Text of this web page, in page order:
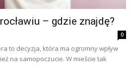
– gdzie znajdę?
0
to decyzja, która ma ogromny wpływ
na samopoczucie. W mieście tak